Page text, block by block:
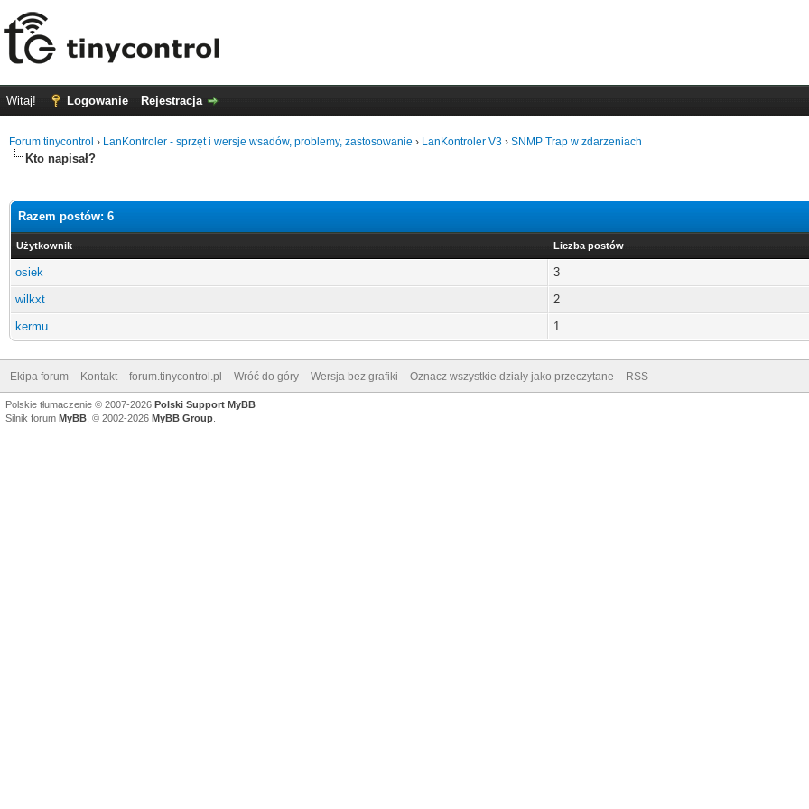
Witaj! Logowanie Rejestracja
Forum tinycontrol › LanKontroler - sprzęt i wersje wsadów, problemy, zastosowanie › LanKontroler V3 › SNMP Trap w zdarzeniach
Kto napisał?
Razem postów: 6
Użytkownik Liczba postów
osiek
3
wilkxt
2
kermu
1
Ekipa forum Kontakt forum.tinycontrol.pl Wróć do góry Wersja bez grafiki Oznacz wszystkie działy jako przeczytane RSS
Polskie tłumaczenie © 2007-2026 Polski Support MyBB
Silnik forum MyBB , © 2002-2026 MyBB Group